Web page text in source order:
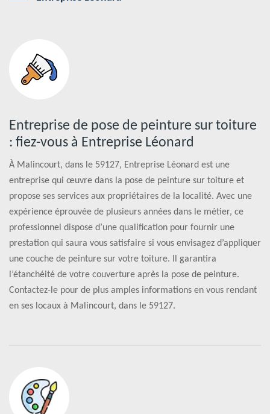
Entreprise de pose de peinture sur toiture
: fiez-vous à Entreprise Léonard
À Malincourt, dans le 59127, Entreprise Léonard est une
entreprise qui œuvre dans la pose de peinture sur toiture et
propose ses services aux propriétaires de la localité. Avec une
expérience éprouvée de plusieurs années dans le métier, ce
professionnel dispose d’une qualification pour fournir une
prestation qui saura vous satisfaire si vous envisagez d’appliquer
une couche de peinture sur votre toiture. Il garantira
l’étanchéité de votre couverture après la pose de peinture.
Contactez-le pour de plus amples informations en vous rendant
en ses locaux à Malincourt, dans le 59127.